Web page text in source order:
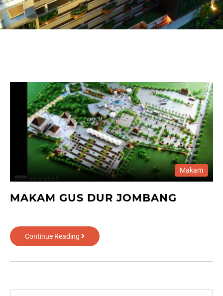
Makam
MAKAM GUS DUR JOMBANG
Continue Reading Makam
Gus